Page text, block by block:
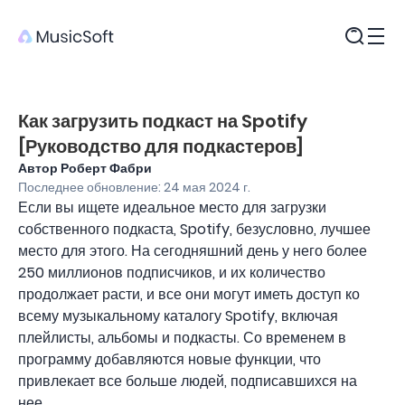
Как загрузить подкаст на Spotify
[Руководство для подкастеров]
Автор Роберт Фабри
Последнее обновление: 24 мая 2024 г.
Если вы ищете идеальное место для загрузки
собственного подкаста, Spotify, безусловно, лучшее
место для этого. На сегодняшний день у него более
250 миллионов подписчиков, и их количество
продолжает расти, и все они могут иметь доступ ко
всему музыкальному каталогу Spotify, включая
плейлисты, альбомы и подкасты. Со временем в
программу добавляются новые функции, что
привлекает все больше людей, подписавшихся на